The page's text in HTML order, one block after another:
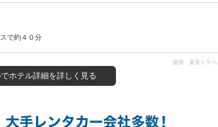
で約４０分
提供：楽天トラベ
ホテル詳細を詳しく見る